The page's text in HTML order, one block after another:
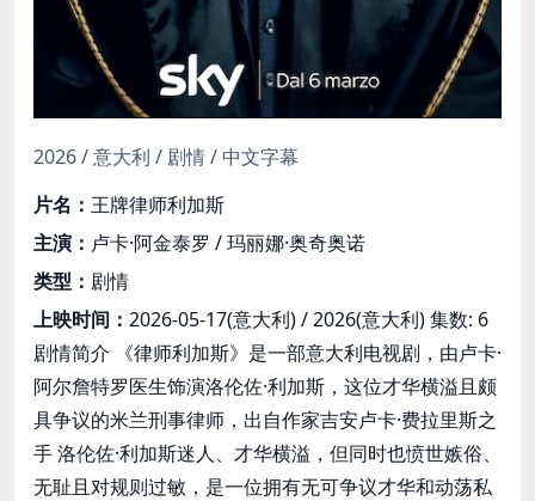
2026 / 意大利 / 剧情 / 中文字幕
片名： 王牌律师利加斯
主演： 卢卡·阿金泰罗 / 玛丽娜·奥奇奥诺
类型： 剧情
上映时间： 2026-05-17(意大利) / 2026(意大利) 集数: 6
剧情简介 《律师利加斯》是一部意大利电视剧，由卢卡·
阿尔詹特罗医生饰演洛伦佐·利加斯，这位才华横溢且颇
具争议的米兰刑事律师，出自作家吉安卢卡·费拉里斯之
手 洛伦佐·利加斯迷人、才华横溢，但同时也愤世嫉俗、
无耻且对规则过敏，是一位拥有无可争议才华和动荡私